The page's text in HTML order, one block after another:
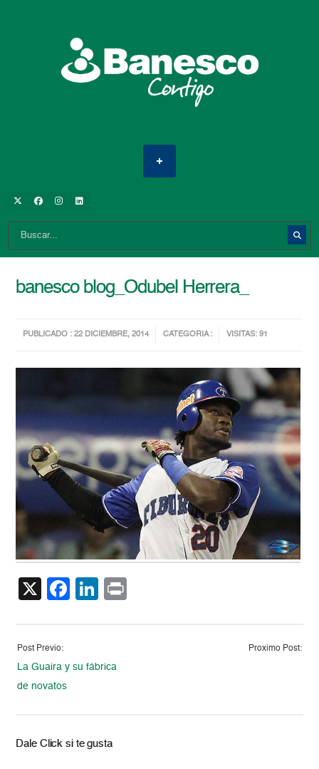
banesco blog_Odubel Herrera_
PUBLICADO : 22 DICIEMBRE, 2014 CATEGORIA : VISITAS: 91
X Facebook
LinkedIn
Post Previo:
La Guaira y su fábrica
de novatos
Proximo Post:
Dale Click si te gusta